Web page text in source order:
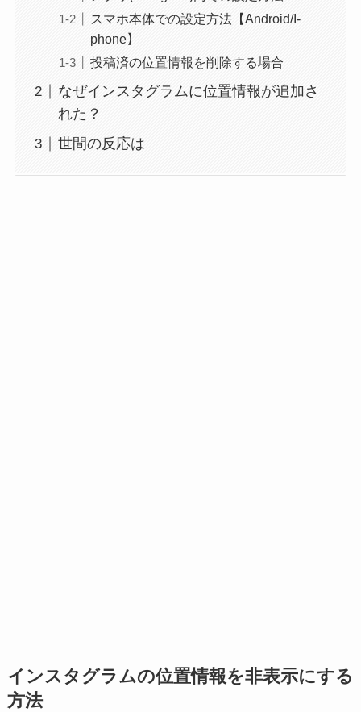
スマホ本体での設定方法【Android/I-
phone】
投稿済の位置情報を削除する場合
なぜインスタグラムに位置情報が追加さ
れた？
世間の反応は
インスタグラムの位置情報を非表示にする
方法